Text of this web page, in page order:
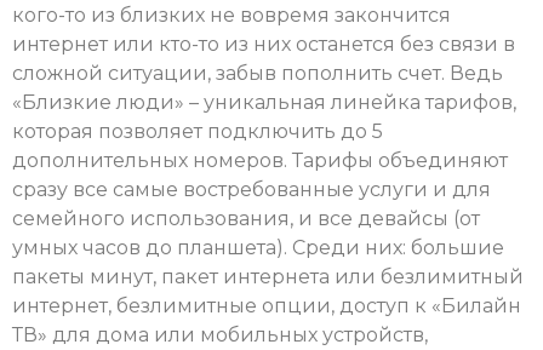
кого-то из близких не вовремя закончится
интернет или кто-то из них останется без связи в
сложной ситуации, забыв пополнить счет. Ведь
«Близкие люди» – уникальная линейка тарифов,
которая позволяет подключить до 5
дополнительных номеров. Тарифы объединяют
сразу все самые востребованные услуги и для
семейного использования, и все девайсы (от
умных часов до планшета). Среди них: большие
пакеты минут, пакет интернета или безлимитный
интернет, безлимитные опции, доступ к «Билайн
ТВ» для дома или мобильных устройств,